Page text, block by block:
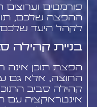
פורמטים
ההפצה שלכם,
לקהל היעד
בניית קהילה
הפצת תוכן
החוצה, אלא גם
קהילה סביב
אינטראקציה עם